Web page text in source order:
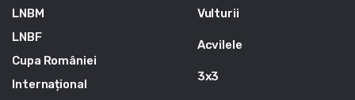
LNBM
LNBF
Cupa României
Internațional
Vulturii
Acvilele
3x3